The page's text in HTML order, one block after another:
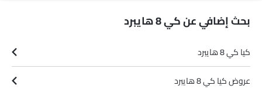
بحث إضافي عن كي 8 هايبرد
كيا كي 8 هايبرد
عروض كيا كي 8 هايبرد